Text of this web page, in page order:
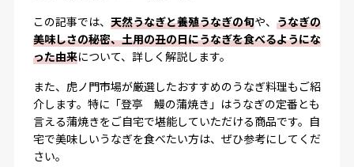
この記事では、 天然うなぎと養殖うなぎの旬や、 うなぎの
美味しさの秘密、土用の丑の日にうなぎを食べるようにな
った由来について、詳しく解説します。
また、虎ノ門市場が厳選したおすすめのうなぎ料理もご紹
介します。特に「登亭 鰻の蒲焼き」はうなぎの定番とも
言える蒲焼きをご自宅で堪能していただける商品です。自
宅で美味しいうなぎを食べたい方は、ぜひ参考にしてくだ
さい。